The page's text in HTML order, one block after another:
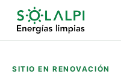
SITIO EN RENOVACIÓN